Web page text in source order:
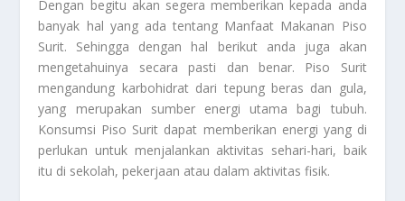
Dengan begitu akan segera memberikan kepada anda
banyak hal yang ada tentang Manfaat Makanan Piso
Surit. Sehingga dengan hal berikut anda juga akan
mengetahuinya secara pasti dan benar. Piso Surit
mengandung karbohidrat dari tepung beras dan gula,
yang merupakan sumber energi utama bagi tubuh.
Konsumsi Piso Surit dapat memberikan energi yang di
perlukan untuk menjalankan aktivitas sehari-hari, baik
itu di sekolah, pekerjaan atau dalam aktivitas fisik.